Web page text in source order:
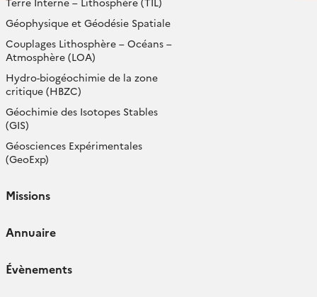
Géophysique et Géodésie Spatiale
Couplages Lithosphère – Océans –
Atmosphère (LOA)
Hydro-biogéochimie de la zone
critique (HBZC)
Géochimie des Isotopes Stables
(GIS)
Géosciences Expérimentales
(GeoExp)
Missions
Annuaire
Évènements